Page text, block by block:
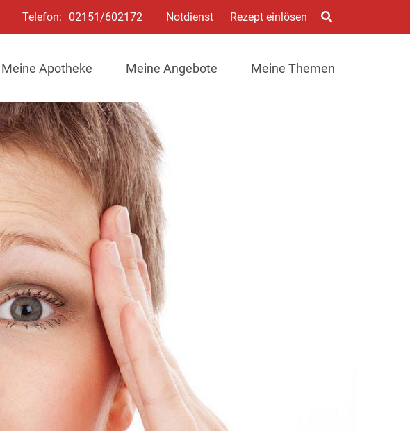
Telefon: 02151/602172 Notdienst Rezept einlösen
Meine Apotheke Meine Angebote Meine Themen